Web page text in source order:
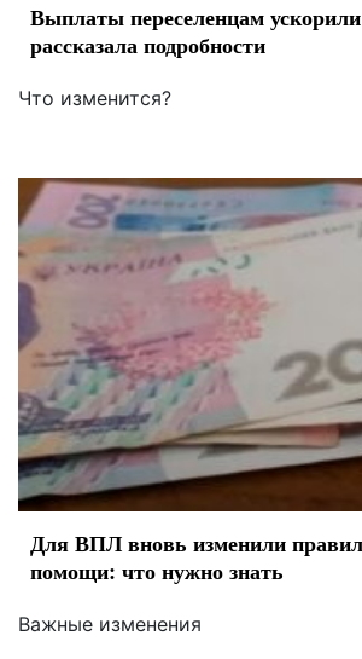
Выплаты переселенцам
рассказала подробности
Что изменится?
Для ВПЛ вновь изменили
помощи: что нужно знать
Важные изменения